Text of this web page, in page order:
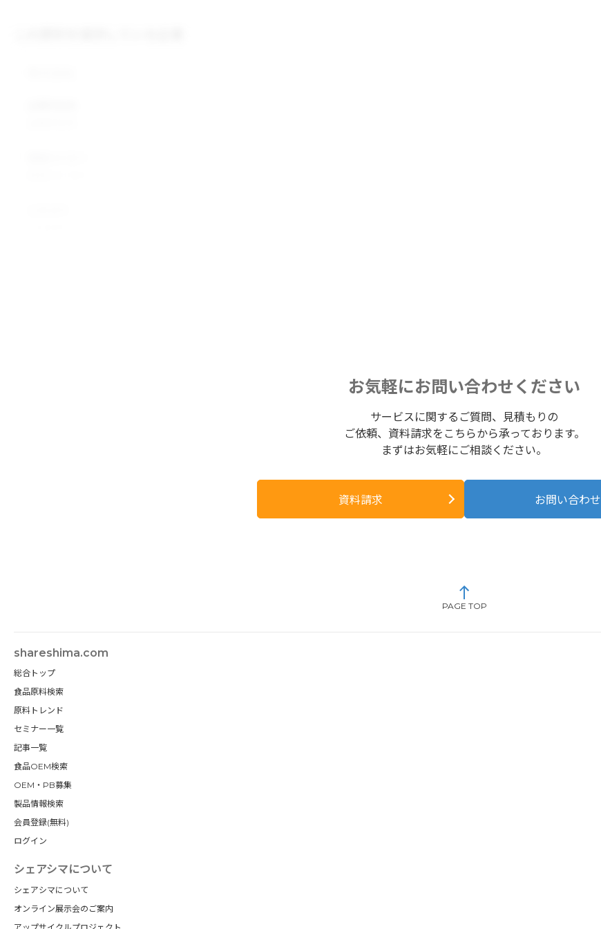
お気軽にお問い合わせください
サービスに関するご質問、見積もりの
ご依頼、資料請求をこちらから承っております。
まずはお気軽にご相談ください。
資料請求 お問い合わせ
PAGE TOP
shareshima.com
総合トップ
食品原料検索
原料トレンド
セミナー一覧
記事一覧
食品OEM検索
OEM・PB募集
製品情報検索
会員登録(無料)
ログイン
シェアシマについて
シェアシマについて
オンライン展示会のご案内